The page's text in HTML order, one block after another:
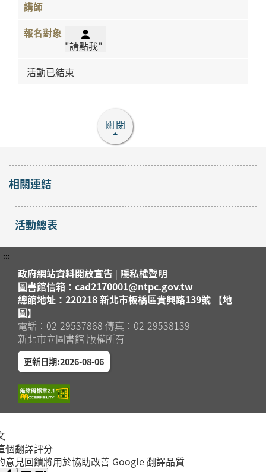
"請點我"
活動已結束
關閉
相關連結
活動總表
:::
政府網站資料開放宣告 | 隱私權聲明
圖書館信箱：cad2170001@ntpc.gov.tw
總館地址：220218 新北市板橋區貴興路139號 【地
圖】
電話：02-29537868 傳真：02-29538139
新北市立圖書館 版權所有
更新日期:2026-08-06
個翻譯評分
意見回饋將用於協助改善 Google 翻譯品質